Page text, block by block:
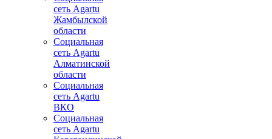
сеть Agartu
Жамбылской
области
Социальная
сеть Agartu
Алматинской
области
Социальная
сеть Agartu
ВКО
Социальная
сеть Agartu